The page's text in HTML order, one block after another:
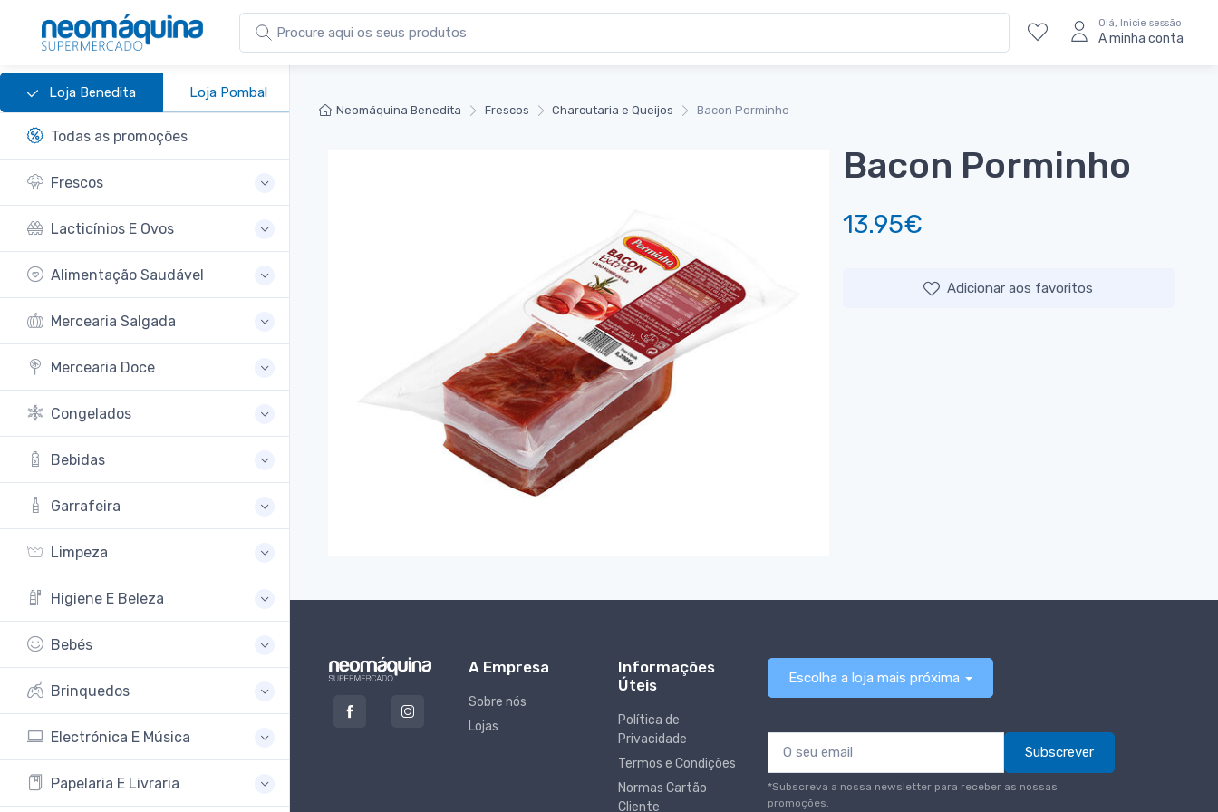
Loja Benedita Loja Pombal
Todas as promoções
Frescos
Lacticínios E Ovos
Alimentação Saudável
Mercearia Salgada
Mercearia Doce
Congelados
Bebidas
Garrafeira
Limpeza
Higiene E Beleza
Bebés
Brinquedos
Electrónica E Música
Papelaria E Livraria
Olá, Inicie sessão
A minha conta
Neomáquina Benedita Frescos Charcutaria e Queijos Bacon Porminho
Bacon Porminho
13.95€
Adicionar aos favoritos
A Empresa
Sobre nós
Lojas
Informações
Úteis
Política de
Privacidade
Termos e Condições
Normas Cartão
Cliente
Escolha a loja mais próxima
Subscrever
*Subscreva a nossa newsletter para receber as nossas
promoções.